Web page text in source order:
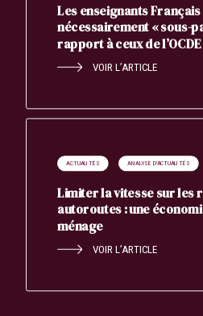
Les enseignants Français
nécessairement « sous-
rapport à ceux de l’OCDE
VOIR L’ARTICLE
ACTUALITÉS ANALYSE D'ACTUALITÉS
Limiter la vitesse sur les
autoroutes : une
ménage
VOIR L’ARTICLE